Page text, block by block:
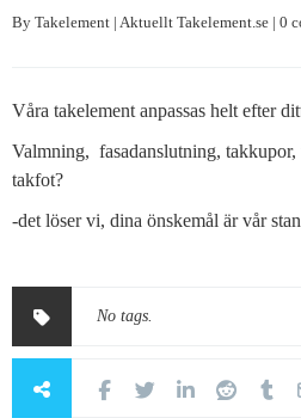
By Takelement | Aktuellt Takelement.se | 0
Våra takelement anpassas helt efter
Valmning, fasadanslutning, takkupor,
takfot?
-det löser vi, dina önskemål är vår
No tags.